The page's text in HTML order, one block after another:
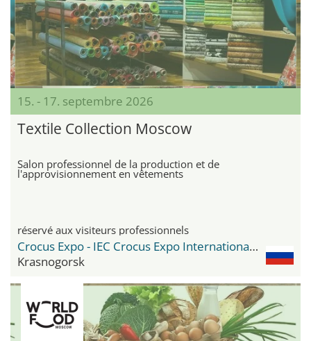
15. - 17. septembre 2026
Textile Collection Moscow
Salon professionnel de la production et de
l'approvisionnement en vêtements
réservé aux visiteurs professionnels
Crocus Expo - IEC Crocus Expo International Exhibition Centre
Krasnogorsk